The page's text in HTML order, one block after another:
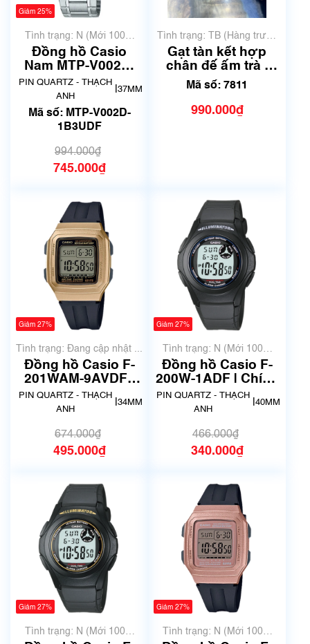
Giảm 25%
Tình trạng: N (Mới 100%
chưa qua sử dụng)
Đồng hồ Casio
Nam MTP-V002D-
1B3UDF Chính
Hãng
PIN QUARTZ - THẠCH
ANH
37MM
Mã số: MTP-V002D-
1B3UDF
994.000₫
745.000₫
Tình trạng: TB (Hàng trưng
bày, thanh lý)
Gạt tàn kết hợp
chân đế ấm trà |
Đường Kính 15cm |
Mã số: 7811
990.000₫
Giảm 27%
Tình trạng: Đang cập nhật ...
Đồng hồ Casio F-
201WAM-9AVDF |
Chính hãng
PIN QUARTZ - THẠCH
ANH
34MM
674.000₫
495.000₫
Giảm 27%
Tình trạng: N (Mới 100%
chưa qua sử dụng)
Đồng hồ Casio F-
200W-1ADF | Chính
hãng
PIN QUARTZ - THẠCH
ANH
40MM
466.000₫
340.000₫
Giảm 27%
Tình trạng: N (Mới 100%
Giảm 27%
Tình trạng: N (Mới 100%